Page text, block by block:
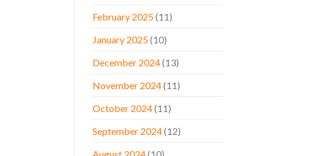
February 2025(11)
January 2025(10)
December 2024(13)
November 2024(11)
October 2024(11)
September 2024(12)
August 2024(10)